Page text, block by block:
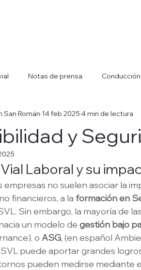
Notas de prensa
y
San Román 14 feb 2025 4 min de lectura
Laboral y su
empresas no suelen asociar la
financieros, a la formación en
Sin embargo, la mayoría de
un modelo de gestión bajo
o ASG, (en español
puede aportar grandes
pueden medirse mediante